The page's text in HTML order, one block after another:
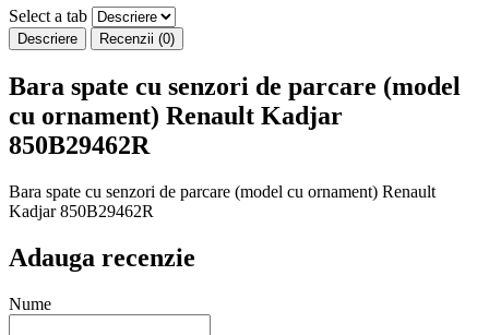
Select a tab
Descriere Recenzii (0)
Bara spate cu senzori de parcare (model
cu ornament) Renault Kadjar
850B29462R
Bara spate cu senzori de parcare (model cu ornament) Renault
Kadjar 850B29462R
Adauga recenzie
Nume